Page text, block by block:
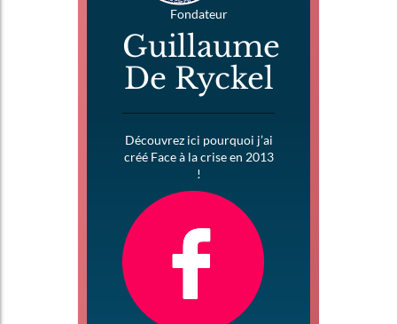
Fondateur
Guillaume
De Ryckel
Découvrez ici pourquoi j’ai
créé Face à la crise en 2013
!